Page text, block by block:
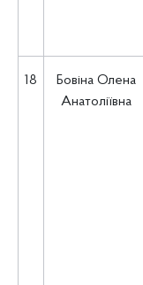
18
Бовіна Олена
Анатоліївна